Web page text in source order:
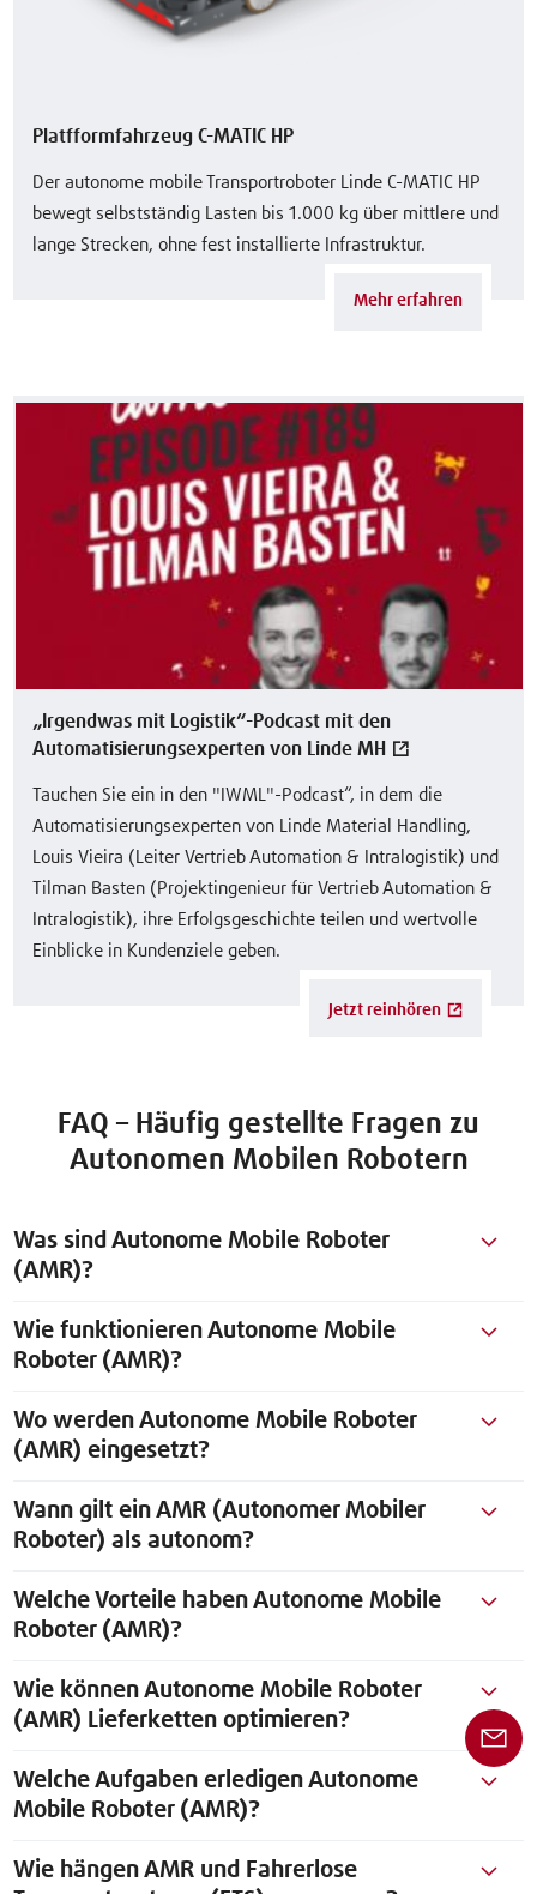
Platfformfahrzeug C-MATIC HP
Der autonome mobile Transportroboter Linde C-MATIC HP
bewegt selbstständig Lasten bis 1.000 kg über mittlere und
lange Strecken, ohne fest installierte Infrastruktur.
Mehr erfahren
„Irgendwas mit Logistik“-Podcast mit den
Automatisierungsexperten von Linde MH
Tauchen Sie ein in den "IWML"-Podcast“, in dem die
Automatisierungsexperten von Linde Material Handling,
Louis Vieira (Leiter Vertrieb Automation & Intralogistik) und
Tilman Basten (Projektingenieur für Vertrieb Automation &
Intralogistik), ihre Erfolgsgeschichte teilen und wertvolle
Einblicke in Kundenziele geben.
Jetzt reinhören
FAQ – Häufig gestellte Fragen zu
Autonomen Mobilen Robotern
Was sind Autonome Mobile Roboter
(AMR)?
Wie funktionieren Autonome Mobile
Roboter (AMR)?
Wo werden Autonome Mobile Roboter
(AMR) eingesetzt?
Wann gilt ein AMR (Autonomer Mobiler
Roboter) als autonom?
Welche Vorteile haben Autonome Mobile
Roboter (AMR)?
Wie können Autonome Mobile Roboter
(AMR) Lieferketten optimieren?
Welche Aufgaben erledigen Autonome
Mobile Roboter (AMR)?
Wie hängen AMR und Fahrerlose